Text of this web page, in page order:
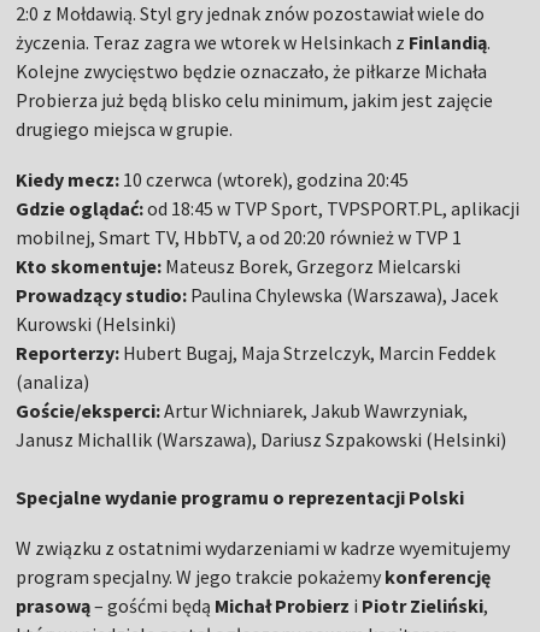
2:0 z Mołdawią. Styl gry jednak znów pozostawiał wiele do
życzenia. Teraz zagra we wtorek w Helsinkach z Finlandią.
Kolejne zwycięstwo będzie oznaczało, że piłkarze Michała
Probierza już będą blisko celu minimum, jakim jest zajęcie
drugiego miejsca w grupie.
Kiedy mecz: 10 czerwca (wtorek), godzina 20:45
Gdzie oglądać:od 18:45 w TVP Sport, TVPSPORT.PL, aplikacji
mobilnej, Smart TV, HbbTV, a od 20:20 również w TVP 1
Kto skomentuje: Mateusz Borek, Grzegorz Mielcarski
Prowadzący studio: Paulina Chylewska (Warszawa), Jacek
Kurowski (Helsinki)
Reporterzy: Hubert Bugaj, Maja Strzelczyk, Marcin Feddek
(analiza)
Goście/eksperci:Artur Wichniarek, Jakub Wawrzyniak,
Janusz Michallik (Warszawa), Dariusz Szpakowski (Helsinki)
Specjalne wydanie programu o reprezentacji Polski
W związku z ostatnimi wydarzeniami w kadrze wyemitujemy
program specjalny. W jego trakcie pokażemy konferencję
prasową– gośćmi będą Michał Probierz i Piotr Zieliński,